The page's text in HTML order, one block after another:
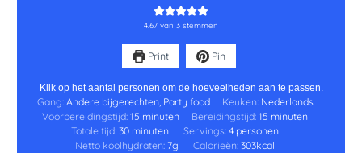
4.67 van 3 stemmen
Print Pin
Klik op het aantal personen om de hoeveelheden aan te passen.
Gang: Andere bijgerechten, Party food Keuken: Nederlands
Voorbereidingstijd:15 minuten Bereidingstijd: 15 minuten
Totale tijd:30 minuten Servings: 4 personen
Netto koolhydraten: 7g Calorieën: 303kcal